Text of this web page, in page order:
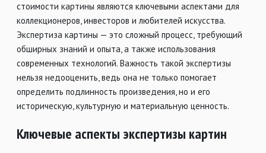
стоимости картины являются ключевыми аспектами для
коллекционеров, инвесторов и любителей искусства.
Экспертиза картины — это сложный процесс, требующий
обширных знаний и опыта, а также использования
современных технологий. Важность такой экспертизы
нельзя недооценить, ведь она не только помогает
определить подлинность произведения, но и его
историческую, культурную и материальную ценность.
Ключевые аспекты экспертизы картин